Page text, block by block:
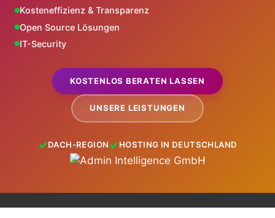
Kosteneffizienz & Transparenz
Open Source Lösungen
IT-Security
KOSTENLOS BERATEN LASSEN
UNSERE LEISTUNGEN
DACH-REGION HOSTING IN DEUTSCHLAND